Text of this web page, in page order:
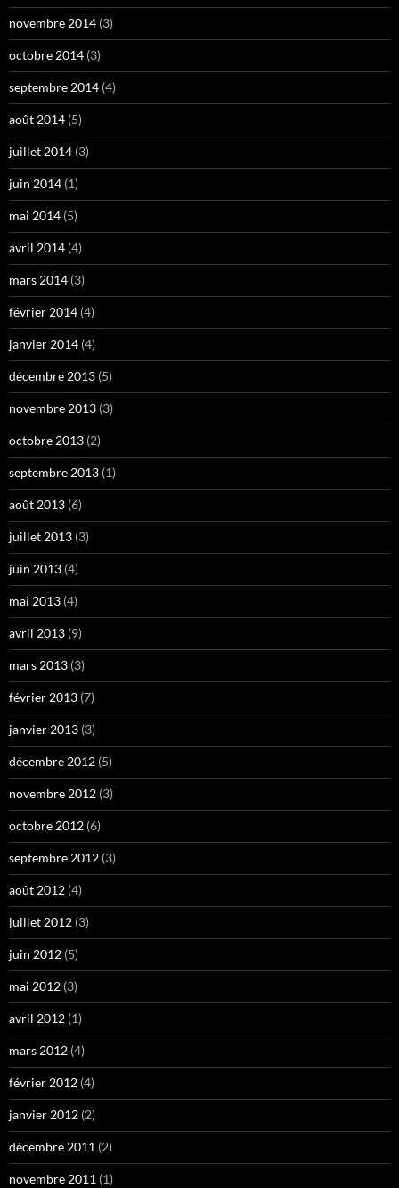
novembre 2014 (3)
octobre 2014 (3)
septembre 2014 (4)
août 2014 (5)
juillet 2014 (3)
juin 2014 (1)
mai 2014 (5)
avril 2014 (4)
mars 2014 (3)
février 2014 (4)
janvier 2014 (4)
décembre 2013 (5)
novembre 2013 (3)
octobre 2013 (2)
septembre 2013 (1)
août 2013 (6)
juillet 2013 (3)
juin 2013 (4)
mai 2013 (4)
avril 2013 (9)
mars 2013 (3)
février 2013 (7)
janvier 2013 (3)
décembre 2012 (5)
novembre 2012 (3)
octobre 2012 (6)
septembre 2012 (3)
août 2012 (4)
juillet 2012 (3)
juin 2012 (5)
mai 2012 (3)
avril 2012 (1)
mars 2012 (4)
février 2012 (4)
janvier 2012 (2)
décembre 2011 (2)
novembre 2011 (1)